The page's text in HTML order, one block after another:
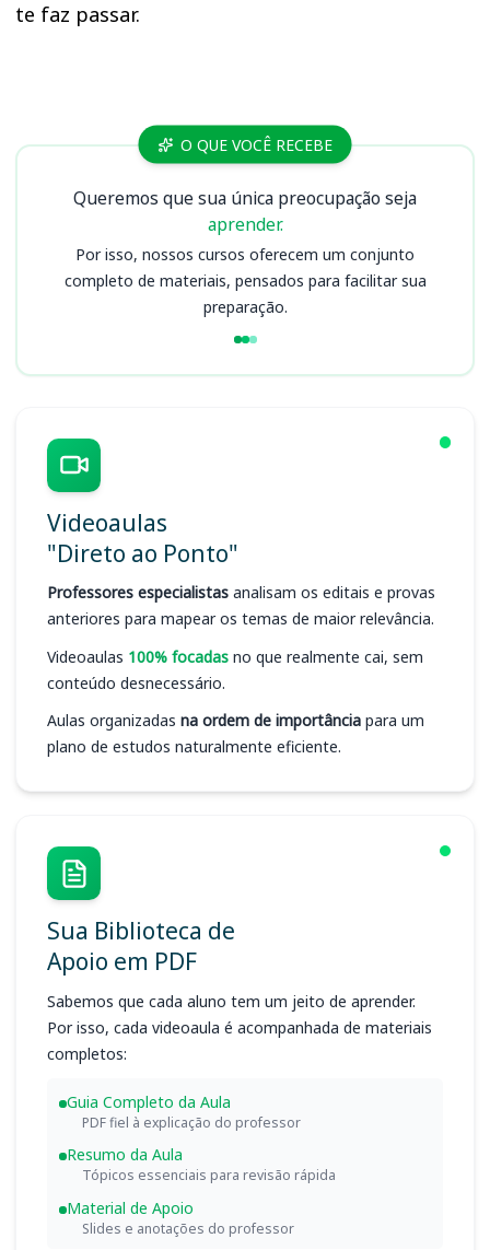
te faz passar.
Cursos CRN 4 (RJ, ES)
O QUE VOCÊ RECEBE
Queremos que sua única preocupação seja
aprender.
Por isso, nossos cursos oferecem um conjunto
completo de materiais, pensados para facilitar sua
preparação.
Videoaulas
"Direto ao Ponto"
Professores especialistas analisam os editais e provas
anteriores para mapear os temas de maior relevância.
Videoaulas 100% focadas no que realmente cai, sem
conteúdo desnecessário.
Aulas organizadas na ordem de importância para um
plano de estudos naturalmente eficiente.
Sua Biblioteca de
Apoio em PDF
Sabemos que cada aluno tem um jeito de aprender.
Por isso, cada videoaula é acompanhada de materiais
completos:
Guia Completo da Aula
PDF fiel à explicação do professor
Resumo da Aula
Tópicos essenciais para revisão rápida
Material de Apoio
Slides e anotações do professor